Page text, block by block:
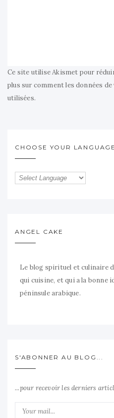
Ce site utilise Akismet pour
plus sur comment les données
utilisées.
CHOOSE YOUR LANGUAGE
ANGEL CAKE
Le blog spirituel et culinaire
qui cuisine, et qui a la bonne
péninsule arabique.
S'ABONNER AU BLOG...
...pour recevoir les derniers